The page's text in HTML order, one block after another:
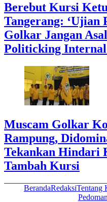
Berebut Kursi
Tangerang: ‘Ujian
Golkar Jangan
Politicking
Muscam Golkar
Rampung,
Tekankan
Tambah Kursi
BerandaRedaksiTentang